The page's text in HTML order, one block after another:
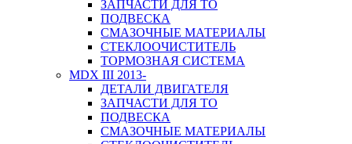
ЗАПЧАСТИ ДЛЯ ТО
ПОДВЕСКА
СМАЗОЧНЫЕ МАТЕРИАЛЫ
СТЕКЛООЧИСТИТЕЛЬ
ТОРМОЗНАЯ СИСТЕМА
MDX III 2013-
ДЕТАЛИ ДВИГАТЕЛЯ
ЗАПЧАСТИ ДЛЯ ТО
ПОДВЕСКА
СМАЗОЧНЫЕ МАТЕРИАЛЫ